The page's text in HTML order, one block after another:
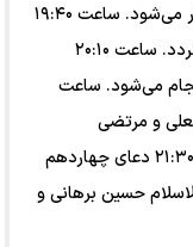
سخنرانی حجت‌الاسلام هادی صاحبقرانی برگزار می‌شود. ساعت ۱۹:۴۰
زیارت امین‌الله توسط احمد واعظی قرائت می‌گردد. ساعت ۲۰:۱۰
می‌شود. ساعت
و مرتضی
اسلامی‌نژاد برگزار می‌گردد و در نهایت ساعت ۲۱:۳۰ دعای چهاردهم
حسین برهانی و